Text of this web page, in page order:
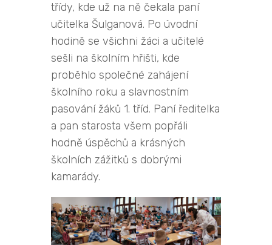
třídy, kde už na ně čekala paní
učitelka Šulganová. Po úvodní
hodině se všichni žáci a učitelé
sešli na školním hřišti, kde
proběhlo společné zahájení
školního roku a slavnostním
pasování žáků 1. tříd. Paní ředitelka
a pan starosta všem popřáli
hodně úspěchů a krásných
školních zážitků s dobrými
kamarády.